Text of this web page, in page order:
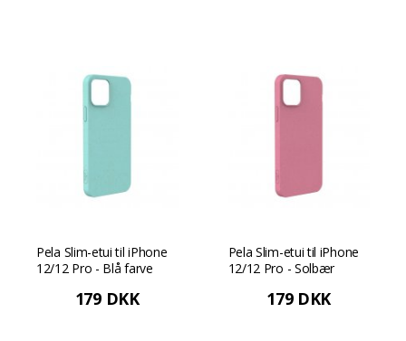
Pela Slim-etui til iPhone
12/12 Pro - Blå farve
179 DKK
Pela Slim-etui til iPhone
12/12 Pro - Solbær
179 DKK